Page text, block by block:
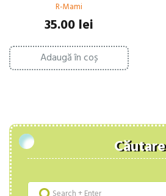
R-Mami
35.00 lei
Adaugă în coș
Căutare